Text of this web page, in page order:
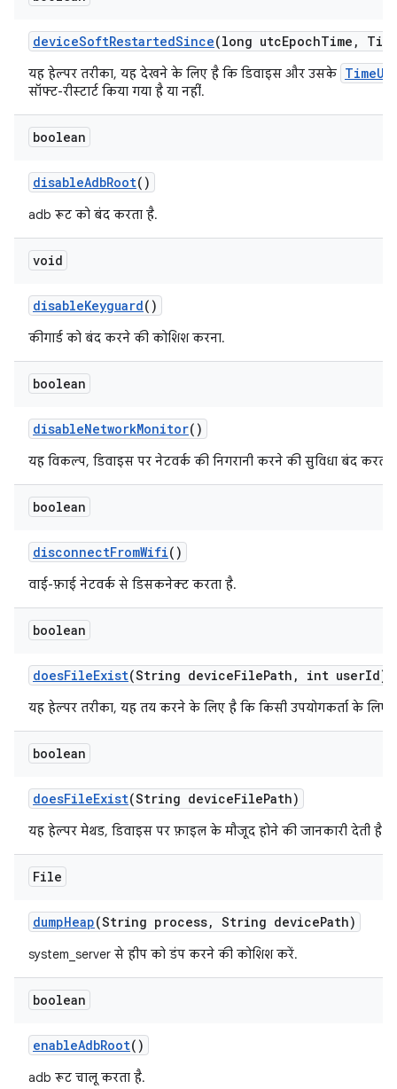
deviceSoftRestartedSince(long utcEpochTime ,
यह हेल्पर तरीका, यह देखने के लिए है कि डिवाइस और उसके
सॉफ्ट-रीस्टार्ट किया गया है या नहीं.
boolean
disableAdbRoot()
adb रूट को बंद करता है.
void
disableKeyguard()
कीगार्ड को बंद करने की कोशिश करना.
boolean
disableNetworkMonitor()
यह विकल्प, डिवाइस पर नेटवर्क की निगरानी करने की सुविधा बंद करता
boolean
disconnectFromWifi()
वाई-फ़ाई नेटवर्क से डिसकनेक्ट करता है.
boolean
doesFileExist(String deviceFilePath , int userId)
यह हेल्पर तरीका, यह तय करने के लिए है कि किसी उपयोगकर्ता के लिए
boolean
doesFileExist(String deviceFilePath)
यह हेल्पर मेथड, डिवाइस पर फ़ाइल के मौजूद होने की जानकारी देती है.
File
dumpHeap(String process, String devicePath)
system_server से हीप को डंप करने की कोशिश करें.
boolean
enableAdbRoot()
adb रूट चालू करता है.